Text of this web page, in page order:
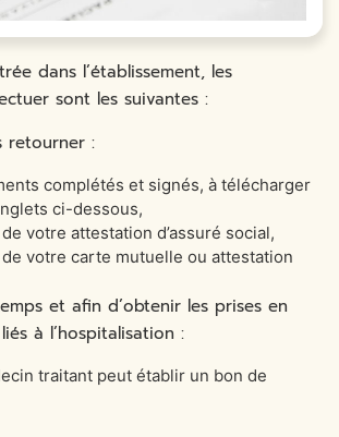
dans l’établissement, les
sont les suivantes :
retourner :
complétés et signés, à télécharger
ci-dessous,
votre attestation d’assuré social,
votre carte mutuelle ou attestation
et afin d’obtenir les prises en
à l’hospitalisation :
traitant peut établir un bon de